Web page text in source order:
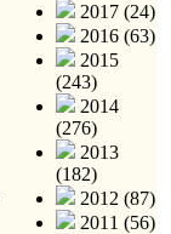
2017 (24)
2016 (63)
2015
(243)
2014
(276)
2013
(182)
2012 (87)
2011 (56)